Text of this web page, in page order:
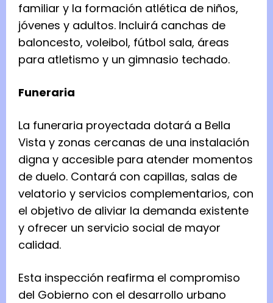
familiar y la formación atlética de niños,
jóvenes y adultos. Incluirá canchas de
baloncesto, voleibol, fútbol sala, áreas
para atletismo y un gimnasio techado.
Funeraria
La funeraria proyectada dotará a Bella
Vista y zonas cercanas de una instalación
digna y accesible para atender momentos
de duelo. Contará con capillas, salas de
velatorio y servicios complementarios, con
el objetivo de aliviar la demanda existente
y ofrecer un servicio social de mayor
calidad.
Esta inspección reafirma el compromiso
del Gobierno con el desarrollo urbano